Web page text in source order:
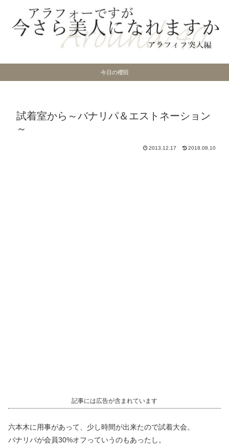
今日の櫻田
試着室から～バナリパ＆エストネーション
～
2013.12.17 2018.08.10
記事には広告が含まれています
六本木に用事があって、少し時間が出来たので試着大会。
バナリパが会員30%オフっていうのもあったし。